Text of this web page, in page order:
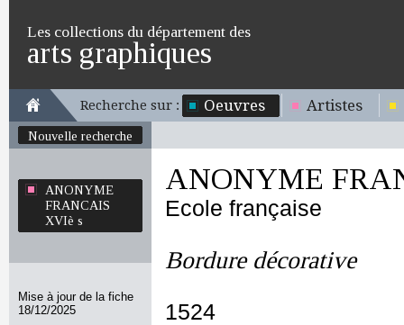
Les collections du département des
arts graphiques
Recherche sur : Oeuvres Artistes
Nouvelle recherche
ANONYME
FRANCAIS
XVIè s
Mise à jour de la fiche
18/12/2025
ANONYME
Ecole française
Bordure décorative
1524